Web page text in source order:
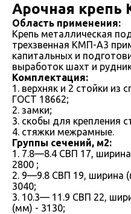
Арочная крепь
Область применения:
Крепь металлическая
трехзвенная КМП-А3
капитальных и
выработок шахт и
Комплектация:
1. верхняк и 2 стойки из
ГОСТ 18662;
2. замки;
3. скобы для крепления
4. стяжки межрамные.
Группы сечений, м2:
1. 7.8—8.4 СВП 17,
2800 ;
2. 9—9.8 СВП 19, ширина
3040;
3. 10.3— 11.9 СВП 22,
(мм) - 3130;